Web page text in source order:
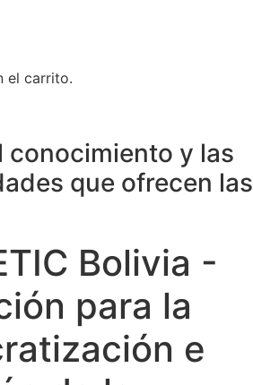
el carrito.
conocimiento y las
que ofrecen las
Bolivia -
para la
e